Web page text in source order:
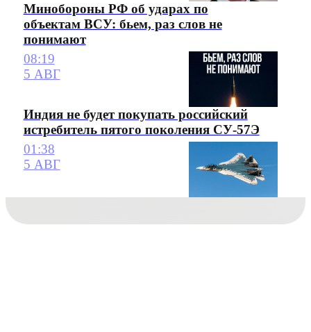
Минобороны РФ об ударах по
объектам ВСУ: бьем, раз слов не
понимают
08:19
5 АВГ
Индия не будет покупать российский
истребитель пятого поколения СУ-57Э
01:38
5 АВГ